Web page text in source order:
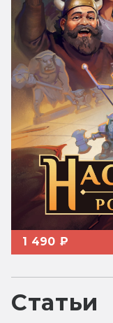
1 490 ₽
Статьи